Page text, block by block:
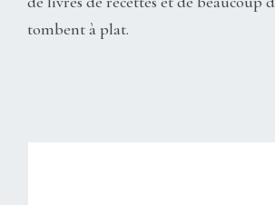
tombent à plat.